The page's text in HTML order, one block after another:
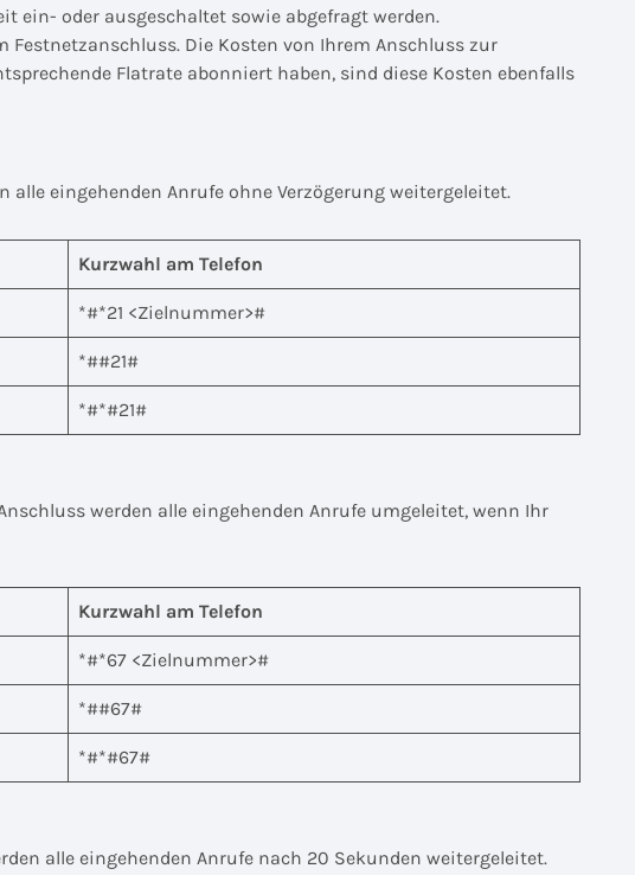
ein- oder ausgeschaltet sowie abgefragt werden.
Festnetzanschluss. Die Kosten von Ihrem Anschluss zur
Flatrate abonniert haben, sind diese Kosten ebenfalls
eingehenden Anrufe ohne Verzögerung weitergeleitet.
Kurzwahl am Telefon
*#*21 <Zielnummer>#
*##21#
*#*#21#
werden alle eingehenden Anrufe umgeleitet, wenn Ihr
Kurzwahl am Telefon
*#*67 <Zielnummer>#
*##67#
*#*#67#
alle eingehenden Anrufe nach 20 Sekunden weitergeleitet.